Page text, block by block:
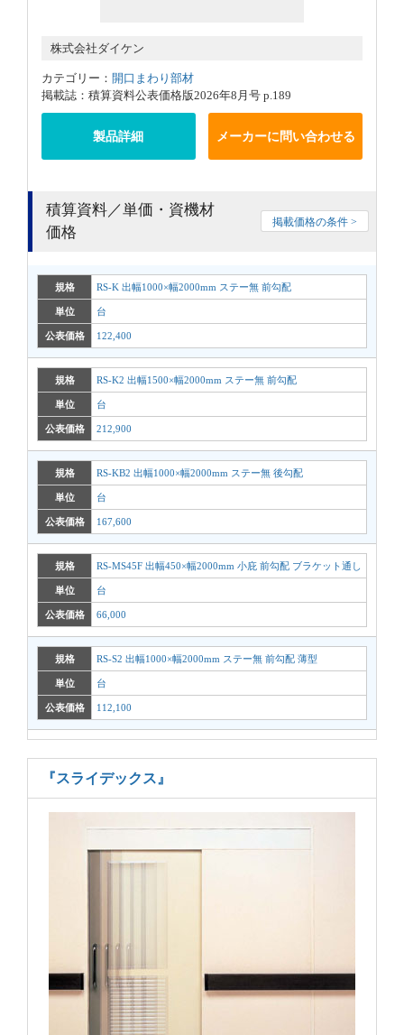
株式会社ダイケン
カテゴリー： 開口まわり部材
掲載誌：積算資料公表価格版2026年8月号 p.189
製品詳細 メーカーに問い合わせる
積算資料／単価・資機材
価格
掲載価格の条件 >
規格 RS-K 出幅1000×幅2000mm ステー無 前勾配
単位 台
公表価格 122,400
規格 RS-K2 出幅1500×幅2000mm ステー無 前勾配
単位 台
公表価格 212,900
規格 RS-KB2 出幅1000×幅2000mm ステー無 後勾配
単位 台
公表価格 167,600
規格 RS-MS45F 出幅450×幅2000mm 小庇 前勾配 ブラケット通し
単位 台
公表価格 66,000
規格 RS-S2 出幅1000×幅2000mm ステー無 前勾配 薄型
単位 台
公表価格 112,100
『スライデックス』